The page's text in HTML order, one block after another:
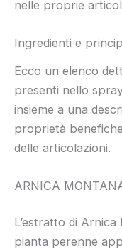
nelle proprie
Ingredienti e
Ecco un elenco
presenti nello
insieme a una
proprietà
delle articolazioni.
ARNICA
L’estratto di
pianta perenne